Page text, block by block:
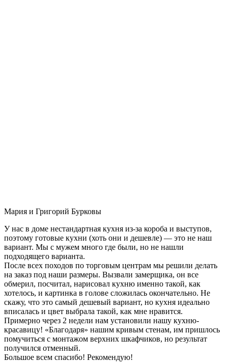
Мария и Григорий Бурковы
У нас в доме нестандартная кухня из-за короба и выступов,
поэтому готовые кухни (хоть они и дешевле) — это не наш
вариант. Мы с мужем много где были, но не нашли
подходящего варианта.
После всех походов по торговым центрам мы решили делать
на заказ под наши размеры. Вызвали замерщика, он все
обмерил, посчитал, нарисовал кухню именно такой, как
хотелось, и картинка в голове сложилась окончательно. Не
скажу, что это самый дешевый вариант, но кухня идеально
вписалась и цвет выбрала такой, как мне нравится.
Примерно через 2 недели нам установили нашу кухню-
красавицу! «Благодаря» нашим кривым стенам, им пришлось
помучиться с монтажом верхних шкафчиков, но результат
получился отменный.
Большое всем спасибо! Рекомендую!